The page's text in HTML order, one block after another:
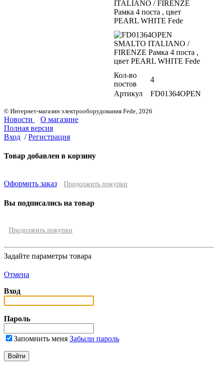
ITALIANO / FIRENZE
Рамка 4 поста , цвет
PEARL WHITE Fede
Кол-во
постов
4
Артикул
FD01364OPEN
© Интернет-магазин электрооборудования Fede, 2026
Новости
О магазине
Полная версия
Вход / Регистрация
Товар добавлен в корзину
Оформить заказ Продолжить покупки
Вы подписались на товар
Продолжить покупки
Задайте параметры товара
Отмена
Вход
Пароль
Запомнить меня Забыли пароль